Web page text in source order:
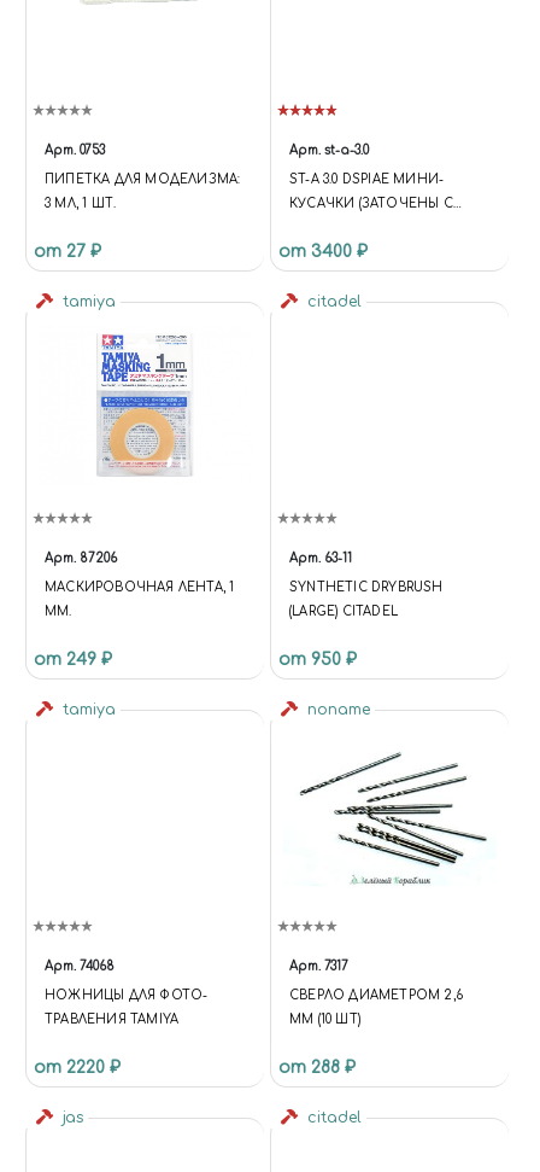
Арт. 0753
ПИПЕТКА ДЛЯ МОДЕЛИЗМА:
3 МЛ, 1 ШТ.
от 27 ₽
Арт. st-a-3.0
ST-A 3.0 DSPIAE МИНИ-
КУСАЧКИ (ЗАТОЧЕНЫ С
от 3400 ₽
tamiya
Арт. 87206
МАСКИРОВОЧНАЯ ЛЕНТА, 1
ММ.
от 249 ₽
citadel
Арт. 63-11
SYNTHETIC DRYBRUSH
(LARGE) CITADEL
от 950 ₽
tamiya
Арт. 74068
НОЖНИЦЫ ДЛЯ ФОТО-
ТРАВЛЕНИЯ TAMIYA
от 2220 ₽
noname
Арт. 7317
СВЕРЛО ДИАМЕТРОМ 2,6
ММ (10 ШТ)
от 288 ₽
jas citadel